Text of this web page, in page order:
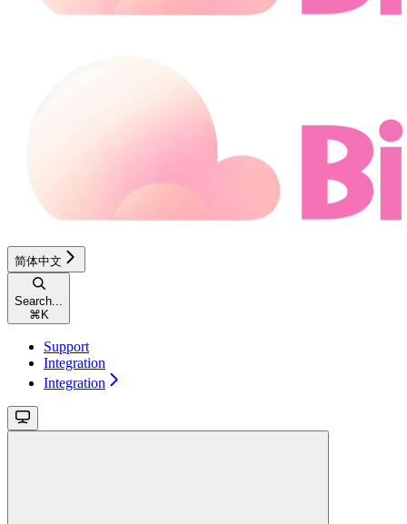
简体中文
Search...
⌘ K
Support
Integration
Integration